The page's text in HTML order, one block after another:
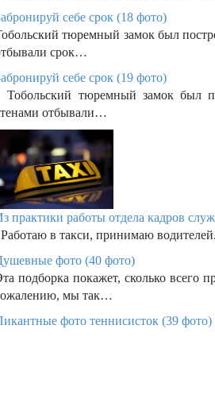
себе срок (18 фото)
тюремный замок был
срок…
себе срок (19 фото)
Тобольский тюремный замок был
отбывали…
практики работы отдела кадров
Работаю в такси, принимаю
фото (40 фото)
подборка покажет, сколько всего
мы так…
фото теннисисток (39 фото)